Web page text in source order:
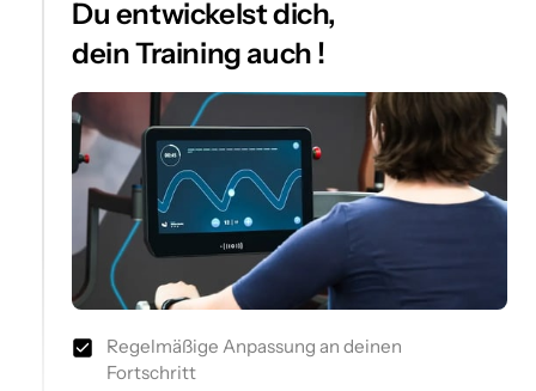
Du entwickelst dich,
dein Training auch !
Regelmäßige Anpassung an deinen
Fortschritt